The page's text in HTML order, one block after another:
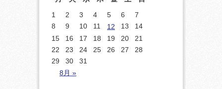
1
2 3 4 5 6
7
8
9 10 11 12 13
14
15
16 17 18 19 20
21
22
23 24 25 26 27
28
29
30
31
8月 »